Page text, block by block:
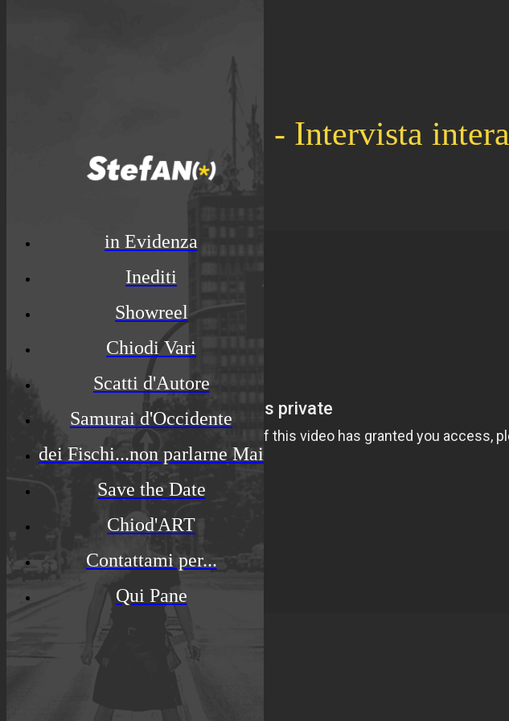
in Evidenza
Inediti
Showreel
Chiodi Vari
Scatti d'Autore
Samurai d'Occidente
dei Fischi...non parlarne Mai
Save the Date
Chiod'ART
Contattami per...
Qui Pane
STARS - Intervista intera